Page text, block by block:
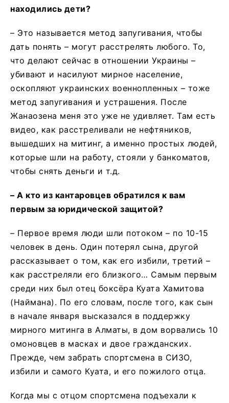
находились дети?
– Это называется метод запугивания, чтобы
дать понять – могут расстрелять любого. То,
что делают сейчас в отношении Украины –
убивают и насилуют мирное население,
оскопляют украинских военнопленных – тоже
метод запугивания и устрашения. После
Жанаозена меня это уже не удивляет. Там есть
видео, как расстреливали не нефтяников,
вышедших на митинг, а именно простых людей,
которые шли на работу, стояли у банкоматов,
чтобы снять деньги и т.д.
– А кто из кантаровцев обратился к вам
первым за юридической защитой?
– Первое время люди шли потоком – по 10-15
человек в день. Один потерял сына, другой
рассказывает о том, как его избили, третий –
как расстреляли его близкого… Самым первым
среди них был отец боксёра Куата Хамитова
(Наймана). По его словам, после того, как сын
в начале января высказался в поддержку
мирного митинга в Алматы, в дом ворвались 10
омоновцев в масках и двое гражданских.
Прежде, чем забрать спортсмена в СИЗО,
избили и самого Куата, и его пожилого отца.
Когда мы с отцом спортсмена подъехали к